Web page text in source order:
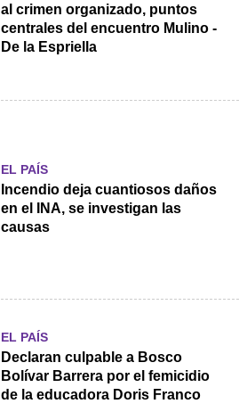
al crimen organizado, puntos
centrales del encuentro Mulino -
De la Espriella
EL PAÍS
Incendio deja cuantiosos daños
en el INA, se investigan las
causas
EL PAÍS
Declaran culpable a Bosco
Bolívar Barrera por el femicidio
de la educadora Doris Franco